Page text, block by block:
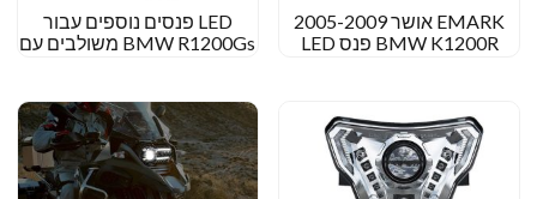
LED פנסים נוספים עבור
BMW R1200Gs משולבים עם
EMARK אושר 2005-2009
BMW K1200R פנס LED